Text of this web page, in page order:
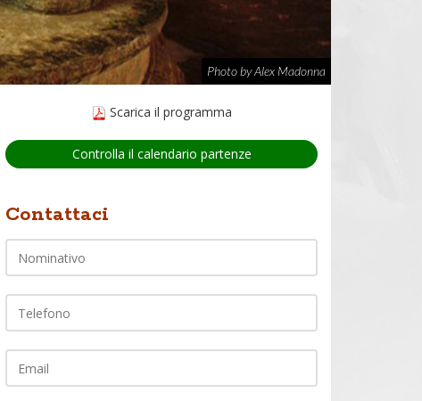
Photo by Alex Madonna
Scarica il programma
Controlla il calendario partenze
Contattaci